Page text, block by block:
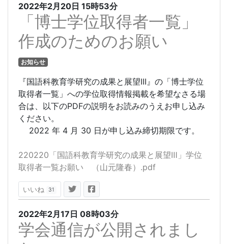
2022年2月20日 15時53分
「博士学位取得者一覧」
作成のためのお願い
お知らせ
『国語科教育学研究の成果と展望III』の「博士学位
取得者一覧」への学位取得情報掲載を希望なさる場
合は、以下のPDFの説明をお読みのうえお申し込み
ください。
2022 年 4 月 30 日が申し込み締切期限です。
220220「国語科教育学研究の成果と展望Ⅲ」学位
取得者一覧お願い （山元隆春）.pdf
いいね 31
2022年2月17日 08時03分
学会通信が公開されまし